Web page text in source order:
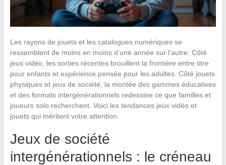
Les rayons de jouets et les catalogues numériques se
ressemblent de moins en moins d’une année sur l’autre. Côté
jeux vidéo, les sorties récentes brouillent la frontière entre titre
pour enfants et expérience pensée pour les adultes. Côté jouets
physiques et jeux de société, la montée des gammes éducatives
et des formats intergénérationnels redessine ce que familles et
joueurs solo recherchent. Voici les tendances jeux vidéo et
jouets qui méritent votre attention.
Jeux de société
intergénérationnels : le créneau